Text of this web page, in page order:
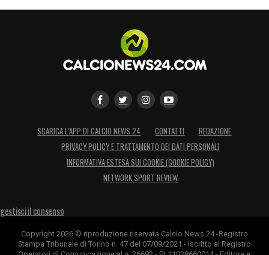
SCARICA L’APP DI CALCIO NEWS 24 CONTATTI
REDAZIONE
PRIVACY POLICY E TRATTAMENTO DEI DATI PERSONALI
INFORMATIVA ESTESA SUI COOKIE (COOKIE POLICY)
NETWORK SPORT REVIEW
gestisci il consenso
Copyright 2026 © riproduzione riservata Calcio News 24 -Registro
Stampa Tribunale di Torino n. 47 del 07/09/2021 - Iscritto al Registro